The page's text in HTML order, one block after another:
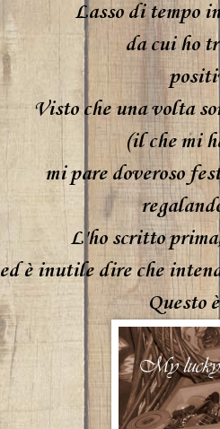
Lasso di tempo
da cui ho
Visto che una volta
(il che mi
mi pare doveroso
L'ho scritto
ed è inutile dire che
Questo